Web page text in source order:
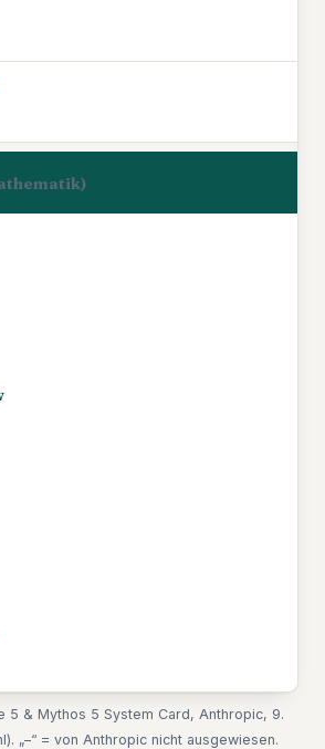
5 & Mythos 5 System Card, Anthropic, 9.
„–“ = von Anthropic nicht ausgewiesen.